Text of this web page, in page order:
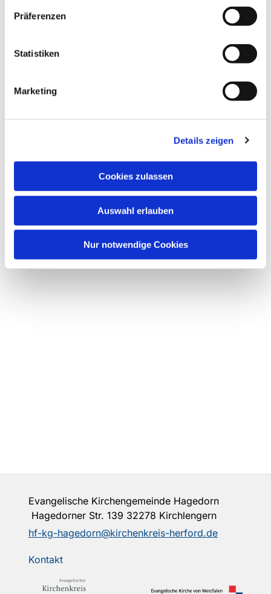
Präferenzen
Statistiken
Marketing
Details zeigen
Cookies zulassen
Auswahl erlauben
Nur notwendige Cookies
Dies könnte Sie auch
interessieren
Evangelische Kirchengemeinde Hagedorn
Hagedorner Str. 139 32278 Kirchlengern
hf-kg-hagedorn@kirchenkreis-herford.de
Kontakt